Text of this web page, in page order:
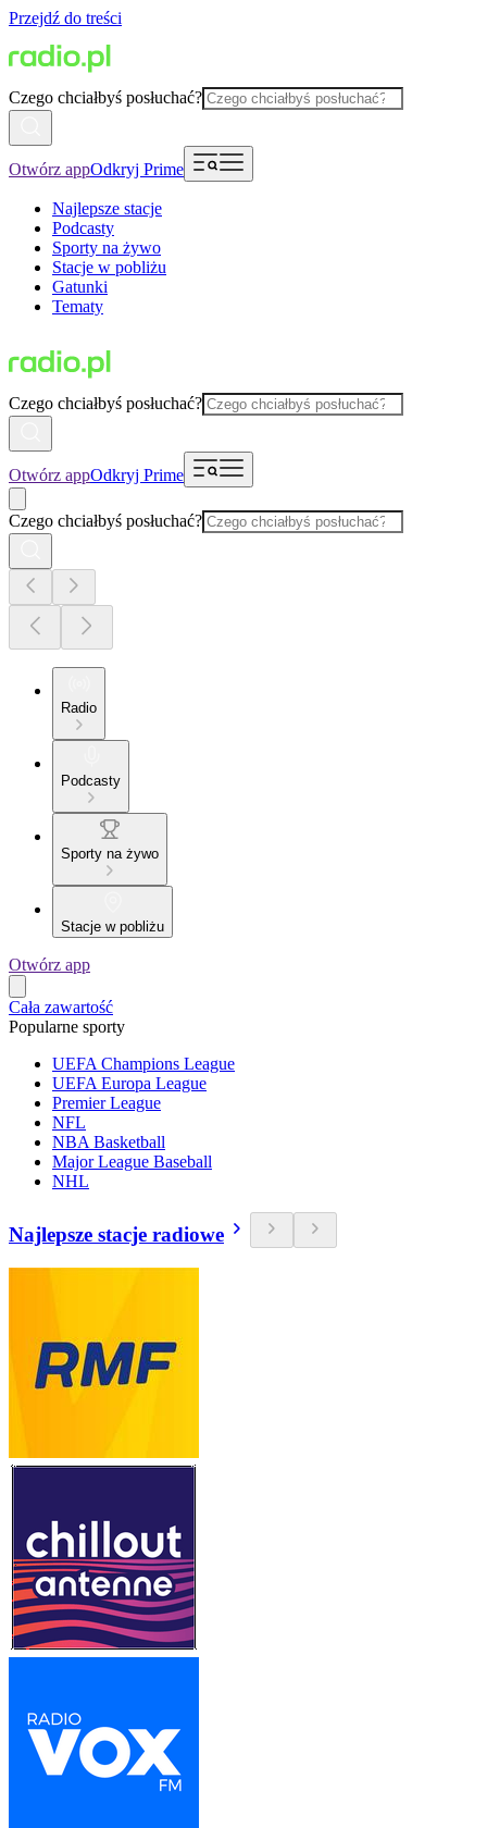
Przejdź do treści
Czego chciałbyś posłuchać?
Otwórz appOdkryj Prime
Najlepsze stacje
Podcasty
Sporty na żywo
Stacje w pobliżu
Gatunki
Tematy
Czego chciałbyś posłuchać?
Otwórz appOdkryj Prime
Czego chciałbyś posłuchać?
Radio
Podcasty
Sporty na żywo
Stacje w pobliżu
Otwórz app
Cała zawartość
Popularne sporty
UEFA Champions League
UEFA Europa League
Premier League
NFL
NBA Basketball
Major League Baseball
NHL
Najlepsze stacje radiowe